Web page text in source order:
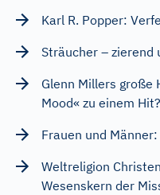
Karl R. Popper:
Sträucher – zierend
Glenn Millers große
Mood« zu einem Hit?
Frauen und
Weltreligion
Wesenskern der